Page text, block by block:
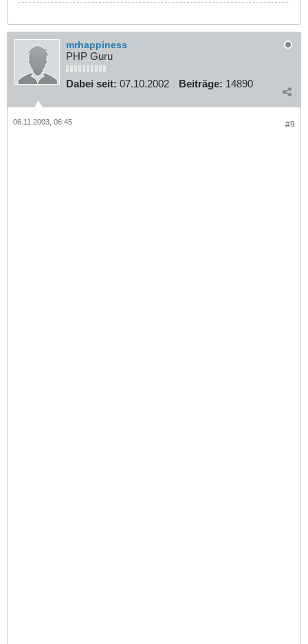
mrhappiness
PHP Guru
Dabei seit: 07.10.2002 Beiträge: 14890
#9
06.11.2003, 06:45